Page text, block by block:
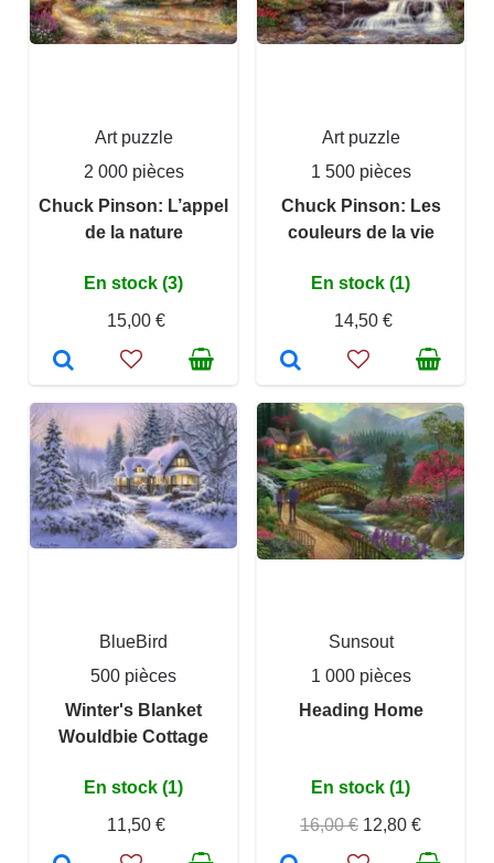
Art puzzle
2 000 pièces
Chuck Pinson: L’appel
de la nature
En stock (3)
15,00 €
Art puzzle
1 500 pièces
Chuck Pinson: Les
couleurs de la vie
En stock (1)
14,50 €
BlueBird
500 pièces
Winter's Blanket
Wouldbie Cottage
En stock (1)
11,50 €
Sunsout
1 000 pièces
Heading Home
En stock (1)
16,00 € 12,80 €